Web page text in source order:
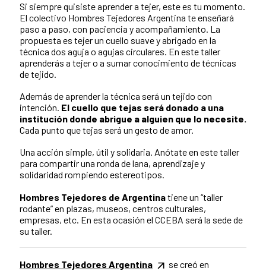
Si siempre quisiste aprender a tejer, este es tu momento.
El colectivo Hombres Tejedores Argentina te enseñará
paso a paso, con paciencia y acompañamiento. La
propuesta es tejer un cuello suave y abrigado en la
técnica dos aguja o agujas circulares. En este taller
aprenderás a tejer o a sumar conocimiento de técnicas
de tejido.
Además de aprender la técnica será un tejido con
intención. El cuello que tejas será donado a una
institución donde abrigue a alguien que lo necesite.
Cada punto que tejas será un gesto de amor.
Una acción simple, útil y solidaria. Anótate en este taller
para compartir una ronda de lana, aprendizaje y
solidaridad rompiendo estereotipos.
Hombres Tejedores de Argentinatiene un “taller
rodante” en plazas, museos, centros culturales,
empresas, etc. En esta ocasión el CCEBA será la sede de
su taller.
Hombres Tejedores Argentina
se creó en